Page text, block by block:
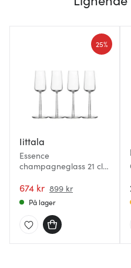
Iittala
Essence
champagneglass 21 cl 4
674 kr 899 kr
25%
På lager